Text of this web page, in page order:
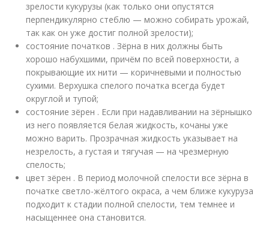
зрелости кукурузы (как только они опустятся
перпендикулярно стеблю — можно собирать урожай,
так как он уже достиг полной зрелости);
состояние початков . Зёрна в них должны быть
хорошо набухшими, причём по всей поверхности, а
покрывающие их нити — коричневыми и полностью
сухими. Верхушка спелого початка всегда будет
округлой и тупой;
состояние зёрен . Если при надавливании на зёрнышко
из него появляется белая жидкость, кочаны уже
можно варить. Прозрачная жидкость указывает на
незрелость, а густая и тягучая — на чрезмерную
спелость;
цвет зёрен . В период молочной спелости все зёрна в
початке светло-жёлтого окраса, а чем ближе кукуруза
подходит к стадии полной спелости, тем темнее и
насыщеннее она становится.